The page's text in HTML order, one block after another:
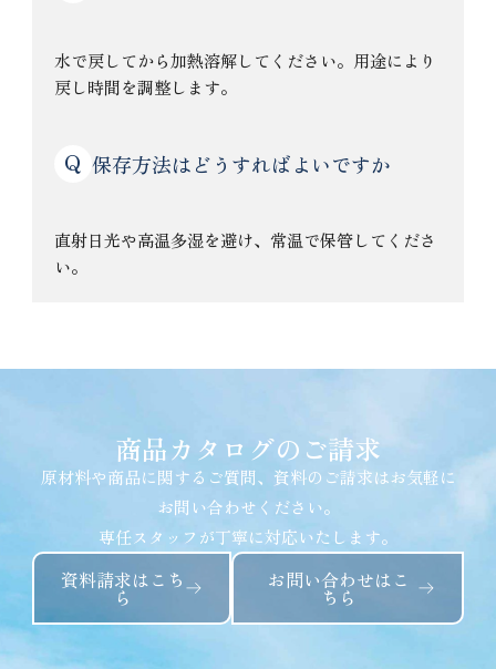
水で戻してから加熱溶解してください。用途により
戻し時間を調整します。
Q 保存方法はどうすればよいですか
直射日光や高温多湿を避け、常温で保管してくださ
い。
商品カタログのご請求
原材料や商品に関するご質問、資料のご請求はお気軽に
お問い合わせください。
専任スタッフが丁寧に対応いたします。
資料請求はこち
ら
お問い合わせはこ
ちら